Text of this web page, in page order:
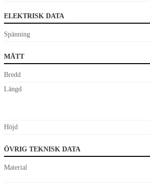
ELEKTRISK DATA
Spänning
MÅTT
Bredd
Längd
Höjd
ÖVRIG TEKNISK DATA
Material